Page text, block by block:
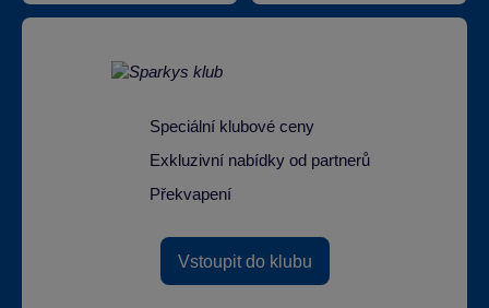
Speciální klubové ceny
Exkluzivní nabídky od partnerů
Překvapení
Vstoupit do klubu